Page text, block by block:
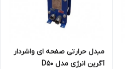
مبدل حرارتی صفحه ای واشردار
آگرین انرژی مدل D50